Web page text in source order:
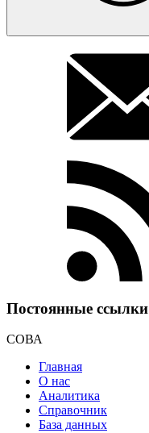
Постоянные ссылки
СОВА
Главная
О нас
Аналитика
Справочник
База данных